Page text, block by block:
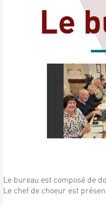
Le
Le bureau est composé de
Le chef de choeur est